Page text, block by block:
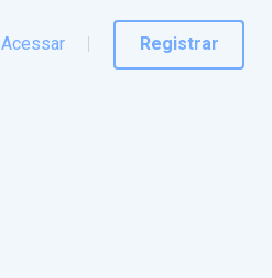
Acessar Registrar